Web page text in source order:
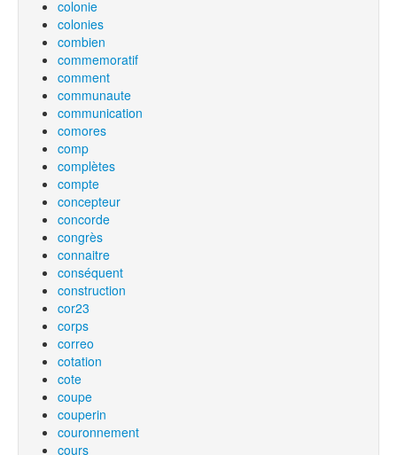
colonie
colonies
combien
commemoratif
comment
communaute
communication
comores
comp
complètes
compte
concepteur
concorde
congrès
connaitre
conséquent
construction
cor23
corps
correo
cotation
cote
coupe
couperin
couronnement
cours